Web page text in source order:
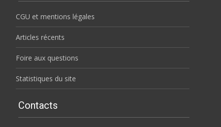
CGU et mentions légales
Articles récents
Foire aux questions
Statistiques du site
Contacts